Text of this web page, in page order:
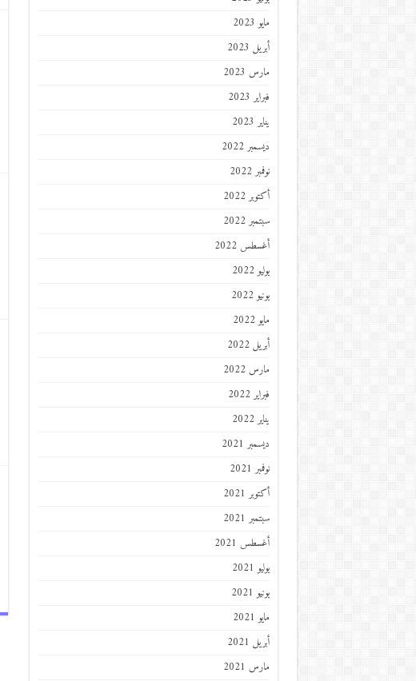
مايو 2023
أبريل 2023
مارس 2023
فبراير 2023
يناير 2023
ديسمبر 2022
نوفمبر 2022
أكتوبر 2022
سبتمبر 2022
أغسطس 2022
يوليو 2022
يونيو 2022
مايو 2022
أبريل 2022
مارس 2022
فبراير 2022
يناير 2022
ديسمبر 2021
نوفمبر 2021
أكتوبر 2021
سبتمبر 2021
أغسطس 2021
يوليو 2021
يونيو 2021
مايو 2021
أبريل 2021
مارس 2021